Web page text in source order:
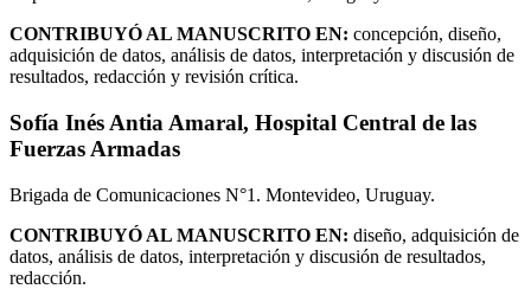
CONTRIBUYÓ AL MANUSCRITO EN: concepción, diseño,
adquisición de datos, análisis de datos, interpretación y discusión de
resultados, redacción y revisión crítica.
Sofía Inés Antia Amaral, Hospital Central de las
Fuerzas Armadas
Brigada de Comunicaciones N°1. Montevideo, Uruguay.
CONTRIBUYÓ AL MANUSCRITO EN: diseño, adquisición de
datos, análisis de datos, interpretación y discusión de resultados,
redacción.